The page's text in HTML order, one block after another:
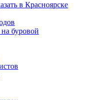
в Красноярске
буровой